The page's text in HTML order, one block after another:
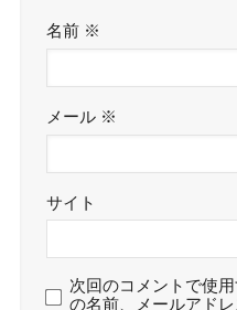
名前 ※
メール ※
サイト
次回のコメントで使
の名前、メールアド